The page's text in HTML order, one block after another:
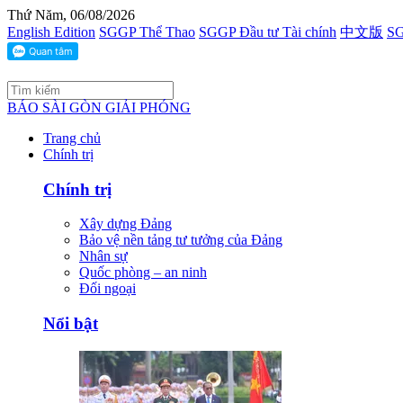
Thứ Năm, 06/08/2026
English Edition SGGP Thể Thao SGGP Đầu tư Tài chính 中文版
BÁO SÀI GÒN GIẢI PHÓNG
Trang chủ
Chính trị
Chính trị
Xây dựng Đảng
Bảo vệ nền tảng tư tưởng của Đảng
Nhân sự
Quốc phòng – an ninh
Đối ngoại
Nổi bật